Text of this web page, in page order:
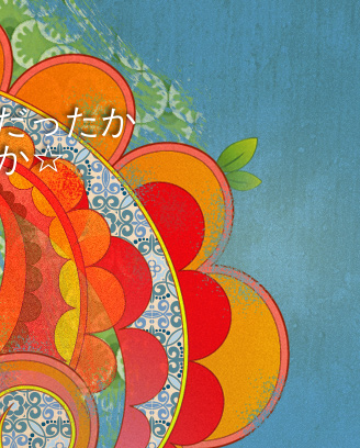
ったか
☆